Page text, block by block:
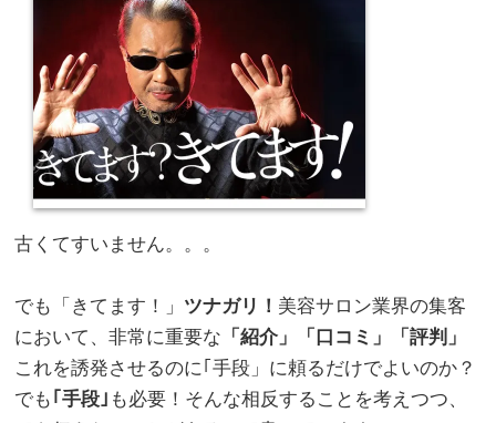
。
古くてすいません。。。
でも「きてます！」 ツナガリ！ 美容サロン業界の集客
において、非常に重要な 「紹介」「口コミ」「評判」
これを誘発させるのに｢手段」に頼るだけでよいのか？
でも ｢手段｣ も必要！そんな相反することを考えつつ、